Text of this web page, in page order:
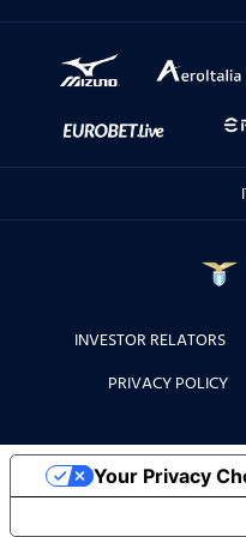
INVESTOR RELATORS
PRIVACY POLICY
Your Privacy